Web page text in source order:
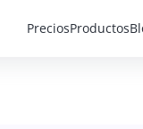
PreciosProductos